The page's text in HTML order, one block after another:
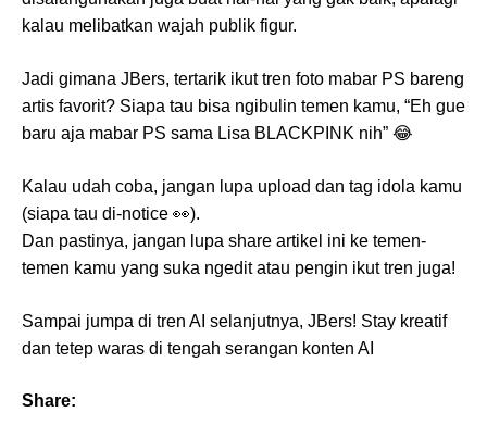
kalau melibatkan wajah publik figur.
Jadi gimana JBers, tertarik ikut tren foto mabar PS bareng
artis favorit? Siapa tau bisa ngibulin temen kamu, “Eh gue
baru aja mabar PS sama Lisa BLACKPINK nih” 😂
Kalau udah coba, jangan lupa upload dan tag idola kamu
(siapa tau di-notice 👀).
Dan pastinya, jangan lupa share artikel ini ke temen-
temen kamu yang suka ngedit atau pengin ikut tren juga!
Sampai jumpa di tren AI selanjutnya, JBers! Stay kreatif
dan tetep waras di tengah serangan konten AI
Share: